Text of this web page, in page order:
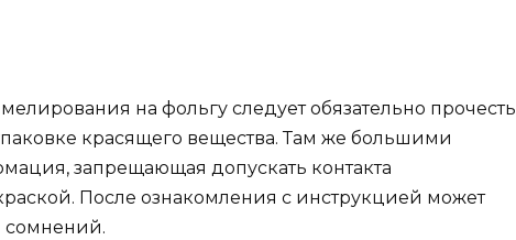
на фольгу следует обязательно прочесть
красящего вещества. Там же большими
запрещающая допускать контакта
После ознакомления с инструкцией может
сомнений.